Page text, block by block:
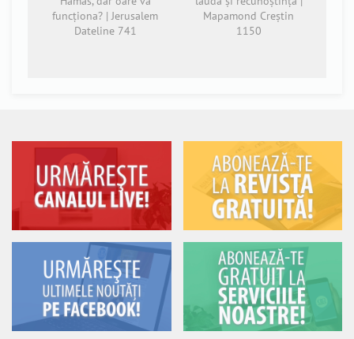
funcționa? | Jerusalem
Dateline 741
Mapamond Creștin
1150